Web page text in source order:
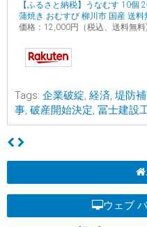
【ふるさと納税】うなむす 10個
蒲焼き おむすび 柳川市 国産 送料
価格：12,000円（税込、送料無料)
Tags: 企業破綻, 経済, 堤防
事, 破産開始決定, 冨士建設
ウェブ